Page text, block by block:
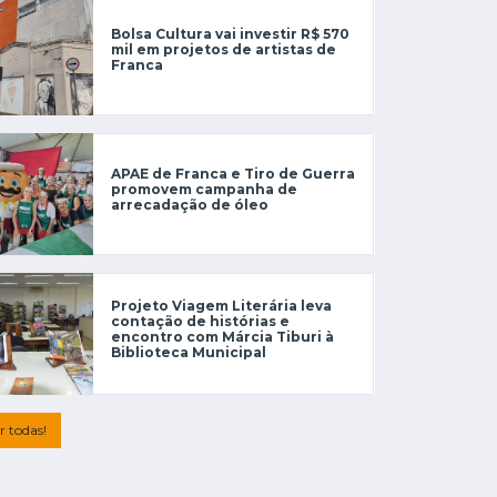
Bolsa Cultura vai investir R$ 570
mil em projetos de artistas de
Franca
APAE de Franca e Tiro de Guerra
promovem campanha de
arrecadação de óleo
Projeto Viagem Literária leva
contação de histórias e
encontro com Márcia Tiburi à
Biblioteca Municipal
todas!